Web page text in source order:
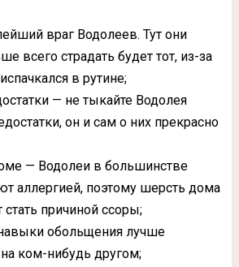
враг Водолеев. Тут они
всего страдать будет тот, из-за
в рутине;
— не тыкайте Водолея
он и сам о них прекрасно
— Водолеи в большинстве
аллергией, поэтому шерсть дома
причиной ссоры;
обольщения лучше
ком-нибудь другом;